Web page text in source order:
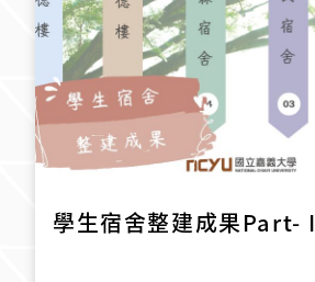
學生宿舍整建成果Part- I